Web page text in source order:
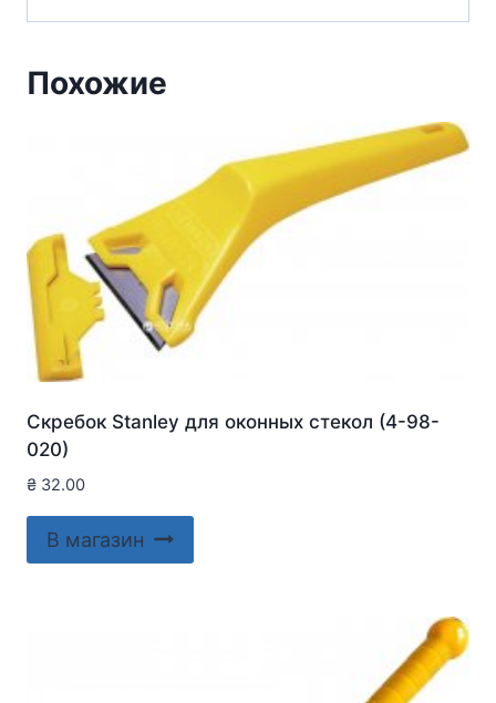
Похожие
Скребок Stanley для оконныx стекол (4-98-
020)
₴ 32.00
В магазин